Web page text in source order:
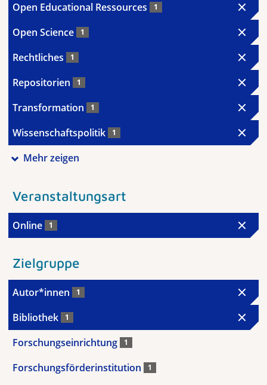
Open Educational Ressources 1
Open Science 1
Rechtliches 1
Repositorien 1
Transformation 1
Wissenschaftspolitik 1
Mehr zeigen
Veranstaltungsart
Online 1
Zielgruppe
Autor*innen 1
Bibliothek 1
Forschungseinrichtung 1
Forschungsförderinstitution 1